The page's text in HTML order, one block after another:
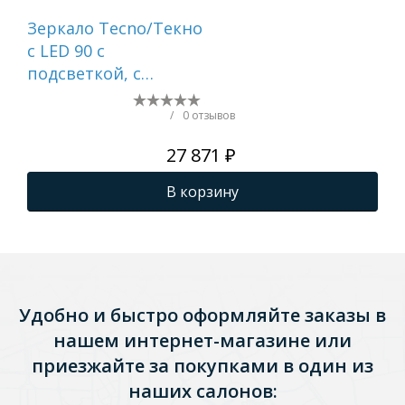
Зеркало Tecno/Текно
c LED 90 с
подсветкой, с
антизапотевание,/ 0 отзывов
27 871 ₽
В корзину
Удобно и быстро оформляйте заказы в
нашем интернет-магазине или
приезжайте за покупками в один из
наших салонов: